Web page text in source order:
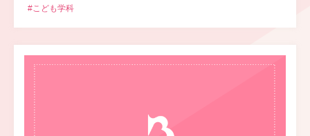
#こども学科